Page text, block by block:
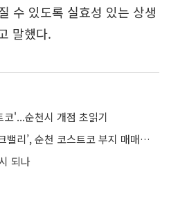
수 있도록 실효성 있는 상생
말했다.
'...순천시 개점 초읽기
중흥그룹 ‘선월하이파크밸리’, 순천 코스트코 부지 매매계약 체결
되나